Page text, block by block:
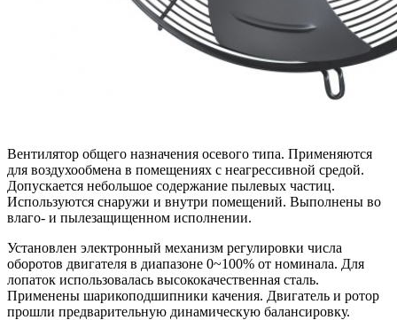
Вентилятор общего назначения осевого типа. Применяются
для воздухообмена в помещениях с неагрессивной средой.
Допускается небольшое содержание пылевых частиц.
Используются снаружи и внутри помещений. Выполнены во
влаго- и пылезащищенном исполнении.
Установлен электронный механизм регулировки числа
оборотов двигателя в диапазоне 0~100% от номинала. Для
лопаток использовалась высококачественная сталь.
Применены шарикоподшипники качения. Двигатель и ротор
прошли предварительную динамическую балансировку.